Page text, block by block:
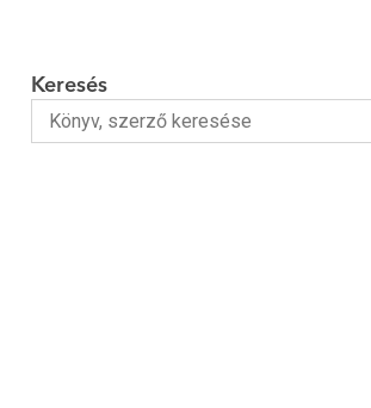
Keresés